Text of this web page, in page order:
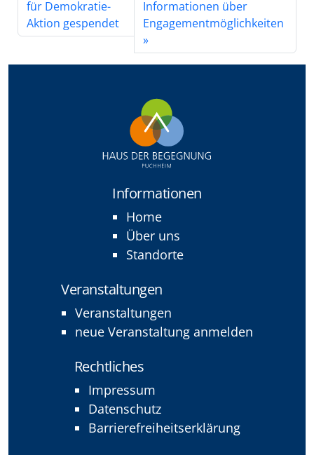
für Demokratie-
Aktion gespendet
Informationen über
Engagementmöglichkeiten
Informationen
Home
Über uns
Standorte
Veranstaltungen
Veranstaltungen
neue Veranstaltung anmelden
Rechtliches
Impressum
Datenschutz
Barrierefreiheitserklärung